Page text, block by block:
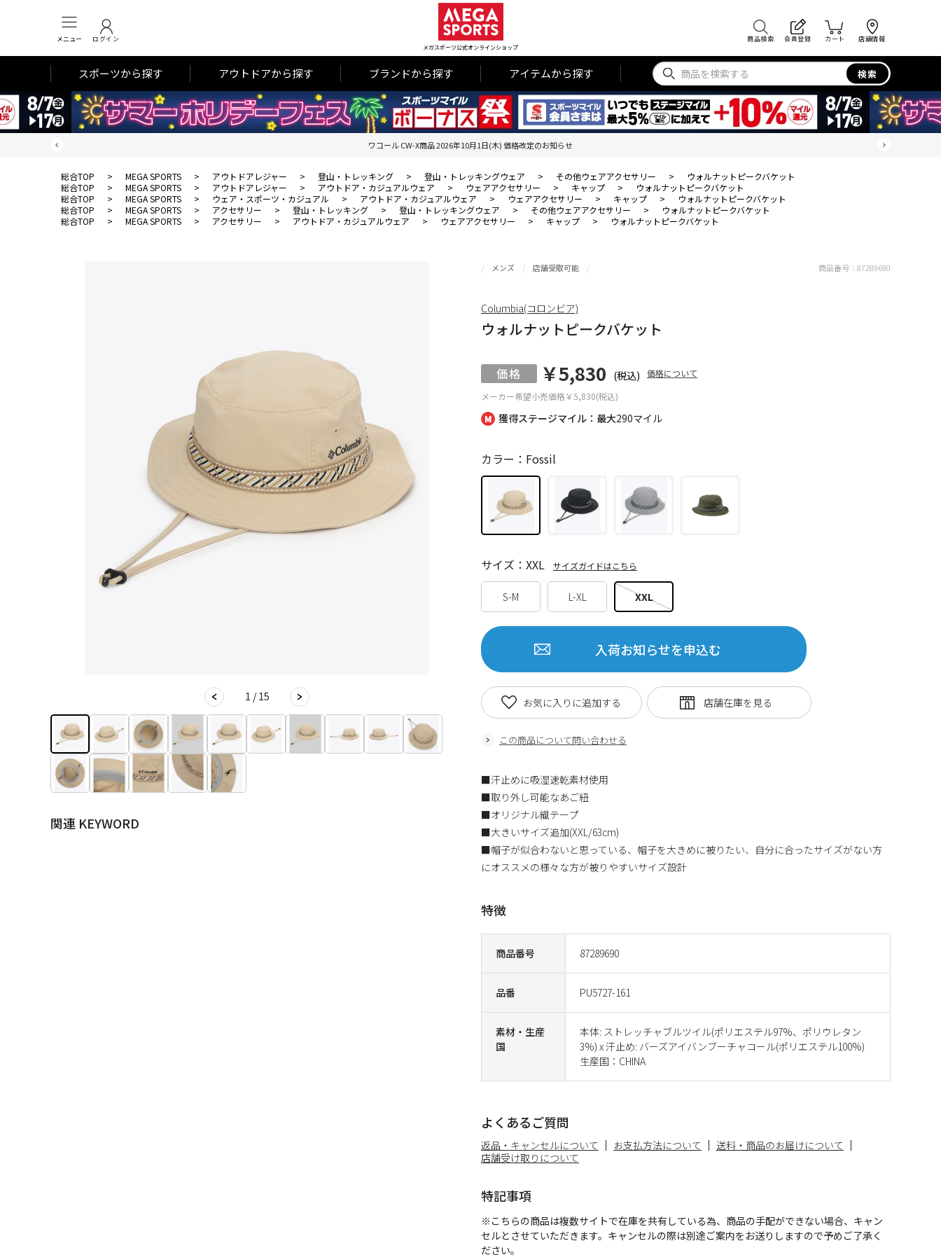
メニュー ログイン
メガスポーツ公式オンラインショップ
商品検索 会員登録 カート 店舗情報
スポーツから探す アウトドアから探す ブランドから探す アイテムから探す 検索
ワコール CW-X商品 2026年10月1日(木) 価格改定のお知らせ
総合TOP > MEGA SPORTS > アウトドアレジャー > 登山・トレッキング > 登山・トレッキングウェア > その他ウェアアクセサリー >
ウォルナットピークバケット
総合TOP
> MEGA SPORTS > アウトドアレジャー > アウトドア・カジュアルウェア > ウェアアクセサリー > キャップ >
ウォルナットピークバケット
総合TOP
> MEGA SPORTS > ウェア・スポーツ・カジュアル > アウトドア・カジュアルウェア > ウェアアクセサリー > キャップ >
ウォルナットピークバケット
総合TOP
> MEGA SPORTS > アクセサリー > 登山・トレッキング > 登山・トレッキングウェア > その他ウェアアクセサリー >
ウォルナットピークバケット
総合TOP
> MEGA SPORTS > アクセサリー > アウトドア・カジュアルウェア > ウェアアクセサリー > キャップ > ウォルナットピークバケット
1 / 15
関連 KEYWORD
獲得ステージマイル：最大290マイル
メンズ 店舗受取可能
ウォルナットピークバケット
メーカー希望小売価格￥5,830(税込)
￥5,830 (税込) 価格について
商品番号 87289690
品番 PU5727-161
素材・生産
国
本体: ストレッチャブルツイル(ポリエステル97%、ポリウレタン
3%) x 汗止め: バーズアイバンブーチャコール(ポリエステル100%)
生産国：CHINA
カラー：Fossil
S-M L-XL XXL
サイズ：XXL サイズガイドはこちら
入荷お知らせを申込む
この商品について問い合わせる
お気に入りに追加する
商品番号： 87289690
Columbia(コロンビア)
■汗止めに吸湿速乾素材使用
■取り外し可能なあご紐
■オリジナル織テープ
■大きいサイズ追加(XXL/63cm)
■帽子が似合わないと思っている、帽子を大きめに被りたい、自分に合ったサイズがない方
にオススメの様々な方が被りやすいサイズ設計
特徴
よくあるご質問
返品・キャンセルについて お支払方法について
送料・商品のお届けについて
店舗受け取りについて
特記事項
※こちらの商品は複数サイトで在庫を共有している為、商品の手配ができない場合、キャン
セルとさせていただきます。キャンセルの際は別途ご案内をお送りしますので予めご了承く
ださい。